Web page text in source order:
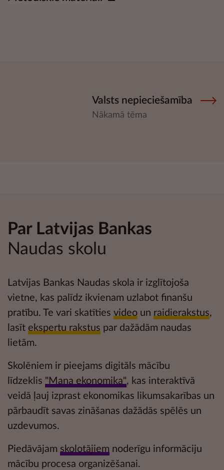
Valsts nepieciešamība
Nākamā tēma
Par Latvijas Bankas
Naudas skolu
Latvijas Bankas Naudas skola ir izglītojoša
vietne, kas palīdz ikvienam uzlabot finanšu
pratību. Te vari skatīties video un raidierakstus,
lasīt ekspertu rakstus par dažādām naudas
lietām.
Skolēniem ir pieejams digitāls mācību
līdzeklis "Mana ekonomika", kas interaktīvā
veidā ļauj izprast ekonomikas likumsakarības un
pārbaudīt savas zināšanas dažādās spēlēs un
uzdevumos.
Piedāvājam skolotājiem noderīgu informāciju
mācību procesa organizēšanai.